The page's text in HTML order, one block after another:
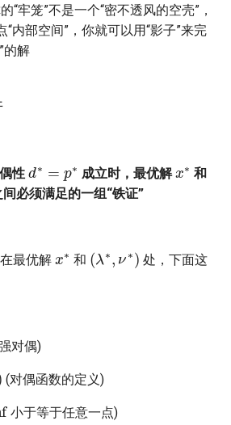
SIGCOMM23 Slingshot
“牢笼”不是一个“密不透风的空壳”，
“内部空间”，你就可以用“影子”来完
的解
性
d∗ ∗
成立时，最优解
∗
和
间必须满足的一组“铁证”
在最优解
∗
和
(λ ∗ ∗
处，下面这
对偶)
(对偶函数的定义)
小于等于任意一点)